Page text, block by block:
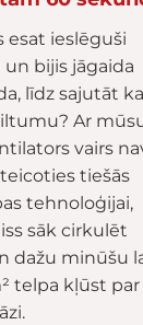
esat ieslēguši
un bijis jāgaida
līdz sajutāt
Ar
vairs
tiešās
tehnoloģijai,
sāk cirkulēt
dažu minūšu
telpa kļūst par